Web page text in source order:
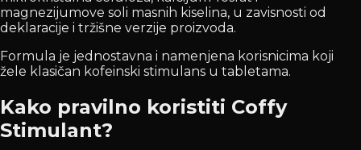
magnezijumove soli masnih kiselina, u zavisnosti od
deklaracije i tržišne verzije proizvoda.
Formula je jednostavna i namenjena korisnicima koji
žele klasičan kofeinski stimulans u tabletama.
Kako pravilno koristiti Coffy
Stimulant?